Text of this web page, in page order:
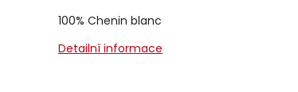
100% Chenin blanc
Detailní informace